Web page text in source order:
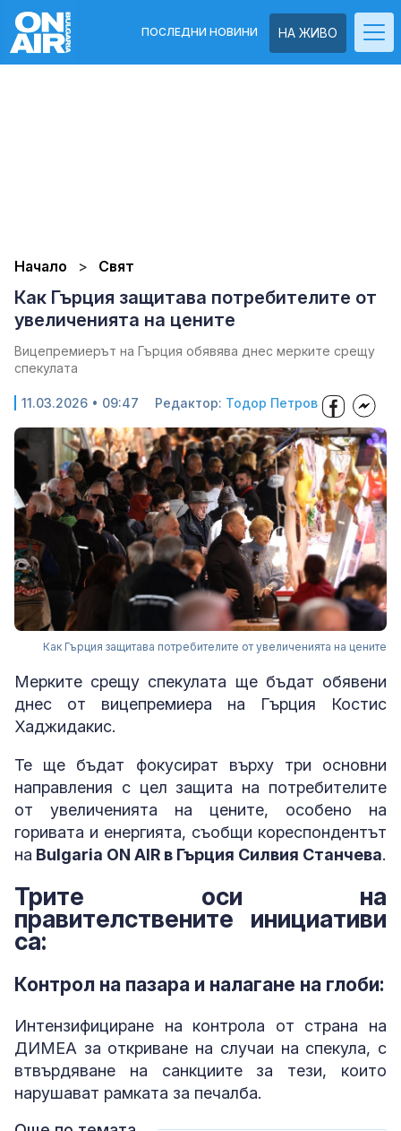
НА ЖИВО
ПОСЛЕДНИ НОВИНИ
Начало Свят
Как Гърция защитава потребителите от
увеличенията на цените
Вицепремиерът на Гърция обявява днес мерките срещу
спекулата
11.03.2026 • 09:47 Редактор: Тодор Петров
Как Гърция защитава потребителите от увеличенията на цените
Мерките срещу спекулата ще бъдат обявени
днес от вицепремиера на Гърция Костис
Хаджидакис.
Те ще бъдат фокусират върху три основни
направления с цел защита на потребителите
от увеличенията на цените, особено на
горивата и енергията, съобщи кореспондентът
на Bulgaria ON AIR в Гърция Силвия Станчева.
Трите оси на
правителствените инициативи
са:
Контрол на пазара и налагане на глоби:
Интензифициране на контрола от страна на
ДИМЕА за откриване на случаи на спекула, с
втвърдяване на санкциите за тези, които
нарушават рамката за печалба.